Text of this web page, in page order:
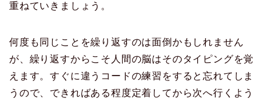
重ねていきましょう。
何度も同じことを繰り返すのは面倒かもしれません
が、繰り返すからこそ人間の脳はそのタイピングを覚
えます。すぐに違うコードの練習をすると忘れてしま
うので、できればある程度定着してから次へ行くよう